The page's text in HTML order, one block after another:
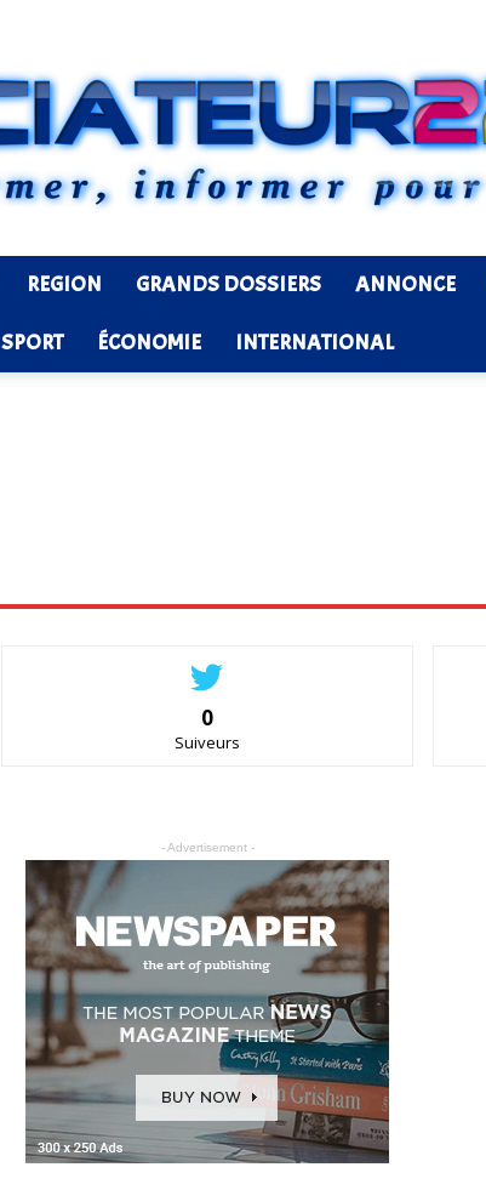
Ledenonciateur224
REGION GRANDS DOSSIERS ANNONCE
SPORT ÉCONOMIE INTERNATIONAL
0
Suiveurs
- Advertisement -